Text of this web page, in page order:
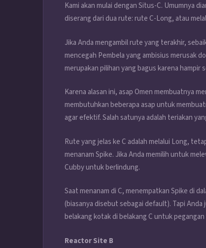
Kami akan mulai dengan Situs-C. Umumnya
diserang dari dua rute: rute C-Long, atau
Jika Anda mengambil rute yang terakhir,
mencegah Pembela yang ambisius merusak
merupakan pilihan yang bagus karena hampir
Karena alasan ini, asap Omen membuatnya
membutuhkan beberapa asap untuk
agar efektif. Salah satunya adalah teriakan
Rute yang jelas ke C adalah melalui Long,
menanam Spike. Jika Anda memilih untuk
Cubby untuk berlindung.
Saat menanam di C, menempatkan Spike di
(biasanya disebut sebagai default). Tapi Anda
belakang kotak di belakang C untuk pegangan
Reactor Site B